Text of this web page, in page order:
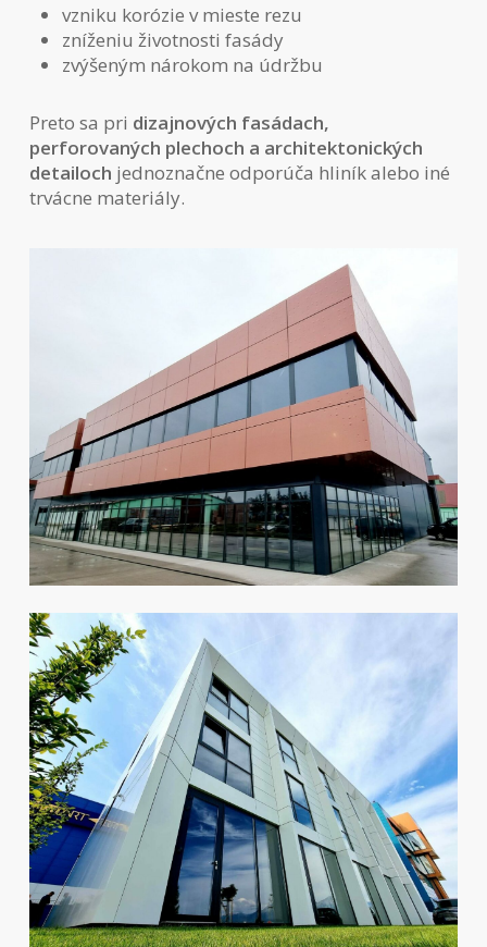
vzniku korózie v mieste rezu
zníženiu životnosti fasády
zvýšeným nárokom na údržbu
Preto sa pri dizajnových fasádach,
perforovaných plechoch a architektonických
detailoch jednoznačne odporúča hliník alebo iné
trvácne materiály.